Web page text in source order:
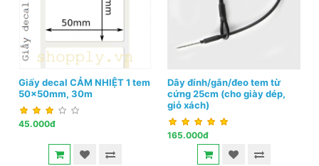
Giấy decal CẢM NHIỆT 1 tem
50x50mm, 30m
45.000đ
Dây đính/gắn/đeo tem từ
cứng 25cm (cho giày dép,
giỏ xách)
165.000đ